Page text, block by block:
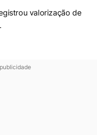
valorização de